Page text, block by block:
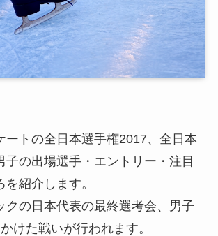
ートの全日本選手権2017、全日本
子の出場選手・エントリー・注目
紹介します。
クの日本代表の最終選考会、男子
けた戦いが行われます。